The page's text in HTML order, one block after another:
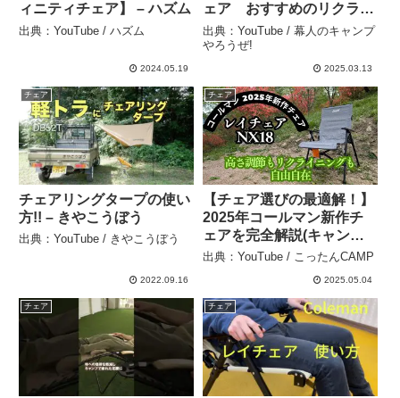
ィニティチェア】 – ハズム
出典：YouTube / ハズム
2024.05.19
ェア おすすめのリクライ
ニングチェア 【レビュ
ー・紹介】 – 幕人のキャン
出典：YouTube / 幕人のキャンプ
やろうぜ!
2025.03.13
チェア
チェアリングタープの使い
方!! – きやこうぼう
出典：YouTube / きやこうぼう
2022.09.16
チェア
【チェア選びの最適解！】
2025年コールマン新作チ
ェアを完全解説(キャンプ
ギア紹介)│コールマン「レ
レー) 」 – こったんCAMP
出典：YouTube / こったんCAMP
2025.05.04
チェア チェア